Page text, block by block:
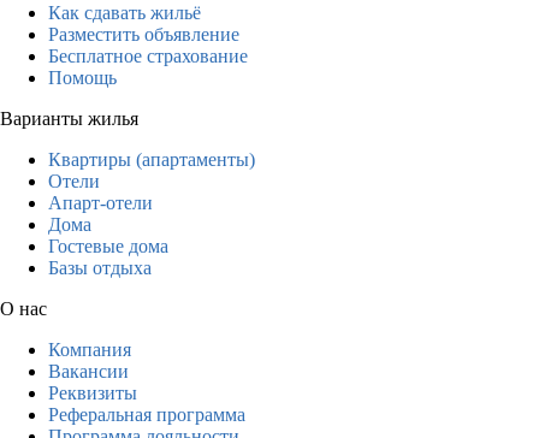
Как сдавать жильё
Разместить объявление
Бесплатное страхование
Помощь
Варианты жилья
Квартиры (апартаменты)
Отели
Апарт-отели
Дома
Гостевые дома
Базы отдыха
О нас
Компания
Вакансии
Реквизиты
Реферальная программа